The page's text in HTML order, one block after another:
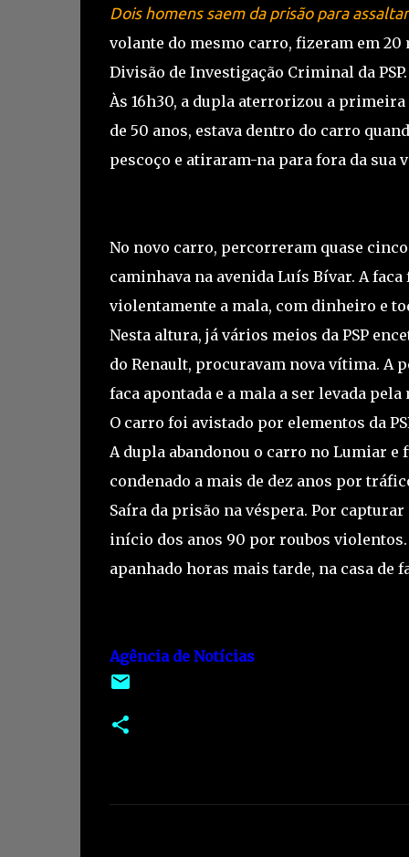
Dois homens saem da prisão para
volante do mesmo carro, fizeram em
Divisão de Investigação Criminal da PSP.
Às 16h30, a dupla aterrorizou a
de 50 anos, estava dentro do carro
pescoço e atiraram-na para fora da sua
No novo carro, percorreram quase
caminhava na avenida Luís Bívar. A
violentamente a mala, com dinheiro e
Nesta altura, já vários meios da PSP
do Renault, procuravam nova vítima. A
faca apontada e a mala a ser levada pela
O carro foi avistado por elementos da
A dupla abandonou o carro no Lumiar e
condenado a mais de dez anos por
Saíra da prisão na véspera. Por
início dos anos 90 por roubos violentos.
apanhado horas mais tarde, na casa de
Agência de Notícias